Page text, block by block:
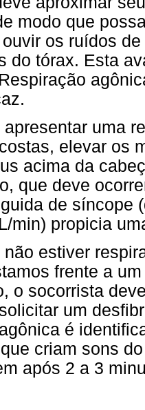
modo que
os ruídos
do tórax. Esta
uma
elevar os
acima da
que deve
de síncope
min) propicia
estiver
frente a
o socorrista
um
é
criam sons
após 2 a 3